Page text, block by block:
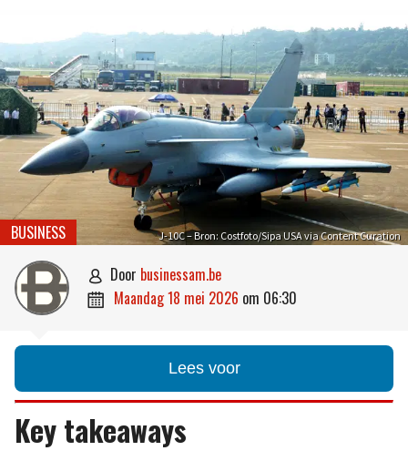
J-10C – Bron: Costfoto/Sipa USA via Content Curation
BUSINESS
 door businessam.be
 maandag 18 mei 2026 om 06:30
Lees voor
Key takeaways